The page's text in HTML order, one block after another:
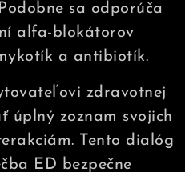
sa odporúča
alfa-blokátorov
a antibiotík.
zdravotnej
úplný zoznam svojich
Tento dialóg
ED bezpečne